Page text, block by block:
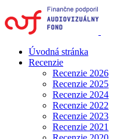
Úvodná stránka
Recenzie
Recenzie 2026
Recenzie 2025
Recenzie 2024
Recenzie 2022
Recenzie 2023
Recenzie 2021